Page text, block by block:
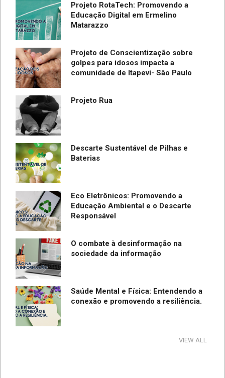
Projeto RotaTech: Promovendo a
Educação Digital em Ermelino
Matarazzo
Projeto de Conscientização sobre
golpes para idosos impacta a
comunidade de Itapevi- São Paulo
Projeto Rua
Descarte Sustentável de Pilhas e
Baterias
Eco Eletrônicos: Promovendo a
Educação Ambiental e o Descarte
Responsável
O combate à desinformação na
sociedade da informação
Saúde Mental e Física: Entendendo a
conexão e promovendo a resiliência.
Tecnologia e Direito na Sociedade da
VIEW ALL